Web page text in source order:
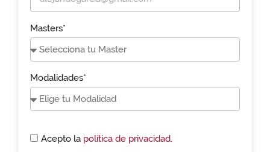
Masters*
Modalidades*
Acepto la política de privacidad.